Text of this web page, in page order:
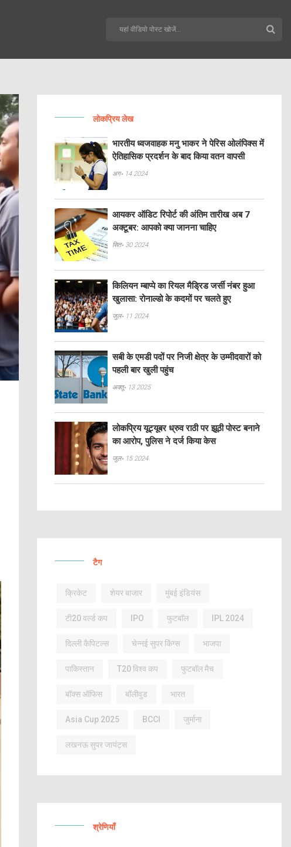
लोकप्रिय लेख
भारतीय ध्वजवाहक मनु भाकर ने पेरिस ओलंपिक्स में
ऐतिहासिक प्रदर्शन के बाद किया वतन वापसी
अग॰ 14 2024
आयकर ऑडिट रिपोर्ट की अंतिम तारीख अब 7
अक्टूबर: आपको क्या जानना चाहिए
सित॰ 30 2024
किलियन म्बाप्पे का रियल मैड्रिड जर्सी नंबर हुआ
खुलासा: रोनाल्डो के कदमों पर चलते हुए
जुल॰ 11 2024
सबी के एमडी पदों पर निजी क्षेत्र के उम्मीदवारों को
पहली बार खुली पहुंच
अक्तू॰ 13 2025
लोकप्रिय यूट्यूबर ध्रुव राठी पर झूठी पोस्ट बनाने
का आरोप, पुलिस ने दर्ज किया केस
जुल॰ 15 2024
टैग
क्रिकेट शेयर बाजार मुंबई इंडियंस
टी20 वर्ल्ड कप IPO फुटबॉल IPL 2024
दिल्ली कैपिटल्स चेन्नई सुपर किंग्स भाजपा
पाकिस्तान T20 विश्व कप फुटबॉल मैच
बॉक्स ऑफिस बॉलीवुड भारत
Asia Cup 2025 BCCI जुर्माना
लखनऊ सुपर जायंट्स
श्रेणियाँ